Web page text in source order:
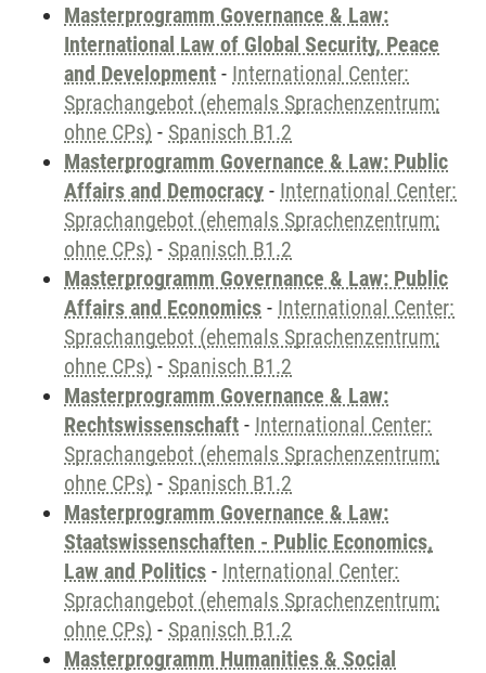
Masterprogramm Governance & Law:
International Law of Global Security, Peace
and Development - International Center:
Sprachangebot (ehemals Sprachenzentrum;
ohne CPs) - Spanisch B1.2
Masterprogramm Governance & Law: Public
Affairs and Democracy - International Center:
Sprachangebot (ehemals Sprachenzentrum;
ohne CPs) - Spanisch B1.2
Masterprogramm Governance & Law: Public
Affairs and Economics - International Center:
Sprachangebot (ehemals Sprachenzentrum;
ohne CPs) - Spanisch B1.2
Masterprogramm Governance & Law:
Rechtswissenschaft - International Center:
Sprachangebot (ehemals Sprachenzentrum;
ohne CPs) - Spanisch B1.2
Masterprogramm Governance & Law:
Staatswissenschaften - Public Economics,
Law and Politics - International Center:
Sprachangebot (ehemals Sprachenzentrum;
ohne CPs) - Spanisch B1.2
Masterprogramm Humanities & Social